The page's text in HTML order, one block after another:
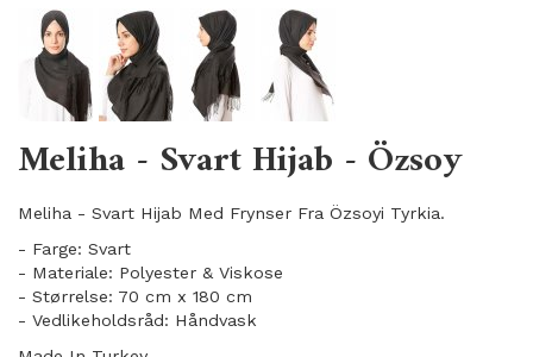
Meliha - Svart Hijab - Özsoy
Meliha - Svart Hijab Med Frynser Fra Özsoyi Tyrkia.
- Farge: Svart
- Materiale: Polyester & Viskose
- Størrelse: 70 cm x 180 cm
- Vedlikeholdsråd: Håndvask